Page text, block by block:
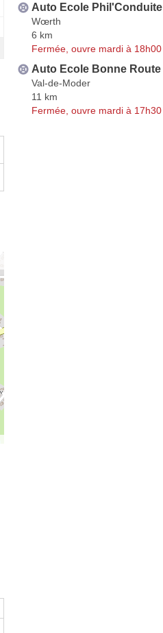
Auto Ecole Phil'Conduite
Wœrth
6 km
Fermée, ouvre mardi à 18h00
Auto Ecole Bonne Route
Val-de-Moder
11 km
Fermée, ouvre mardi à 17h30